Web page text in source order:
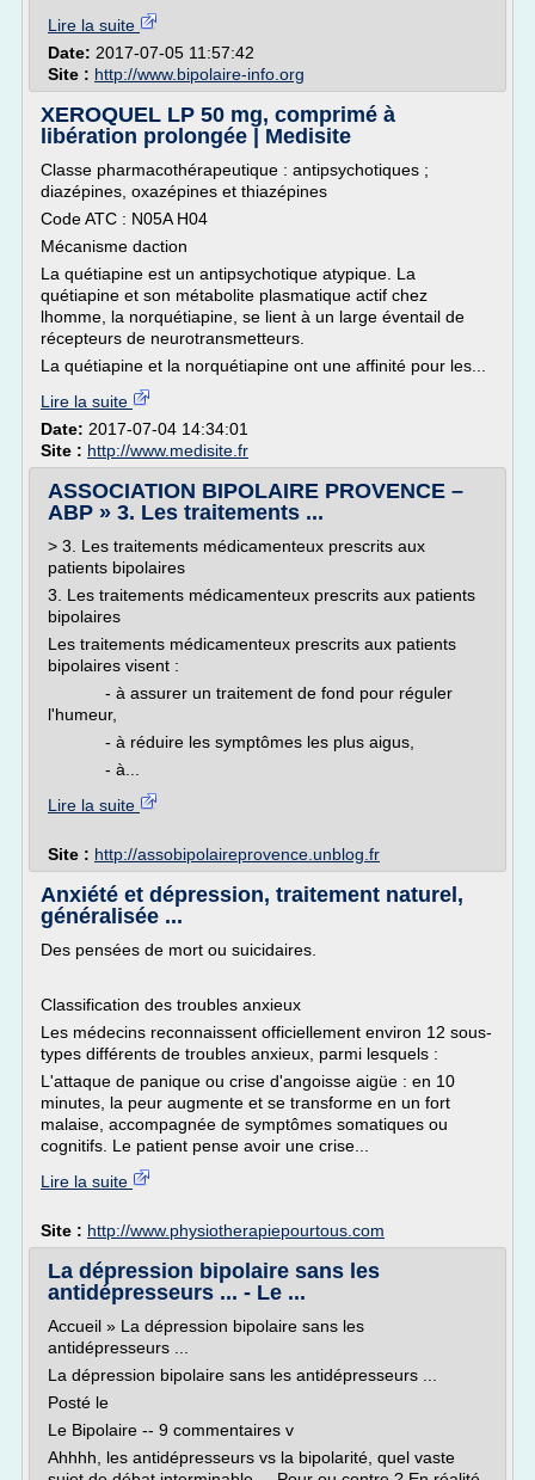
Lire la suite
Date: 2017-07-05 11:57:42
Site : http://www.bipolaire-info.org
XEROQUEL LP 50 mg, comprimé à
libération prolongée | Medisite
Classe pharmacothérapeutique : antipsychotiques ;
diazépines, oxazépines et thiazépines
Code ATC : N05A H04
Mécanisme daction
La quétiapine est un antipsychotique atypique. La
quétiapine et son métabolite plasmatique actif chez
lhomme, la norquétiapine, se lient à un large éventail de
récepteurs de neurotransmetteurs.
La quétiapine et la norquétiapine ont une affinité pour les...
Lire la suite
Date: 2017-07-04 14:34:01
Site : http://www.medisite.fr
ASSOCIATION BIPOLAIRE PROVENCE –
ABP » 3. Les traitements ...
> 3. Les traitements médicamenteux prescrits aux
patients bipolaires
3. Les traitements médicamenteux prescrits aux patients
bipolaires
Les traitements médicamenteux prescrits aux patients
bipolaires visent :
- à assurer un traitement de fond pour réguler
l'humeur,
- à réduire les symptômes les plus aigus,
- à...
Lire la suite
Site : http://assobipolaireprovence.unblog.fr
Anxiété et dépression, traitement naturel,
généralisée ...
Des pensées de mort ou suicidaires.
Classification des troubles anxieux
Les médecins reconnaissent officiellement environ 12 sous-
types différents de troubles anxieux, parmi lesquels :
L'attaque de panique ou crise d'angoisse aigüe : en 10
minutes, la peur augmente et se transforme en un fort
malaise, accompagnée de symptômes somatiques ou
cognitifs. Le patient pense avoir une crise...
Lire la suite
Site : http://www.physiotherapiepourtous.com
La dépression bipolaire sans les
antidépresseurs ... - Le ...
Accueil » La dépression bipolaire sans les
antidépresseurs ...
La dépression bipolaire sans les antidépresseurs ...
Posté le
Le Bipolaire -- 9 commentaires v
Ahhhh, les antidépresseurs vs la bipolarité, quel vaste